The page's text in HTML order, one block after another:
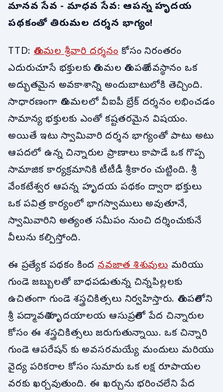
మానవ సేవ - మాధవ సేవ: ఆపన్న హృదయ
పథకంతో తిరుమల దర్శన భాగ్యం!
TTD:తిరుమల శ్రీవారి దర్శనం కోసం నిరంతరం
ఎదురుచూసే భక్తులకు తిరుమల తిరుపతి దేవస్థానం ఒక
అద్భుతమైన అవకాశాన్ని అందుబాటులోకి తెచ్చింది.
సాధారణంగా తిరుమలలో వీఐపీ బ్రేక్ దర్శనం లభించడం
సామాన్య భక్తులకు ఎంతో కష్టతరమైన విషయం.
అయితే ఇటు స్వామివారి దర్శన భాగ్యంతో పాటు అటు
ఆపదలో ఉన్న చిన్నారుల ప్రాణాలు కాపాడే ఒక గొప్ప
సామాజిక కార్యక్రమానికి టీటీడీ శ్రీకారం చుట్టింది. శ్రీ
వేంకటేశ్వర ఆపన్న హృదయ పథకం ద్వారా భక్తులు
ఒక పవిత్ర కార్యంలో భాగస్వాములు అవుతూనే,
స్వామివారిని అత్యంత సమీపం నుంచి దర్శించుకునే
వీలును కల్పిస్తోంది.
ఈ ప్రత్యేక పథకం కింద నవజాత శిశువులుమరియు
గుండె జబ్బులతో బాధపడుతున్న చిన్నపిల్లలకు
ఉచితంగా గుండె శస్త్రచికిత్సలు నిర్వహిస్తారు. తిరుపతిలోని
శ్రీ పద్మావతి హృదయాలయ ఆసుపత్రిలో పేద చిన్నారుల
కోసం ఈ శస్త్రచికిత్సలు జరుగుతున్నాయి. ఒక చిన్నారి
గుండె ఆపరేషన్ కు అవసరమయ్యే మందులు మరియు
వైద్య పరికరాల కోసం సుమారు ఒక లక్ష రూపాయల
వరకు ఖర్చవుతుంది. ఈ ఖర్చును భరించలేని పేద